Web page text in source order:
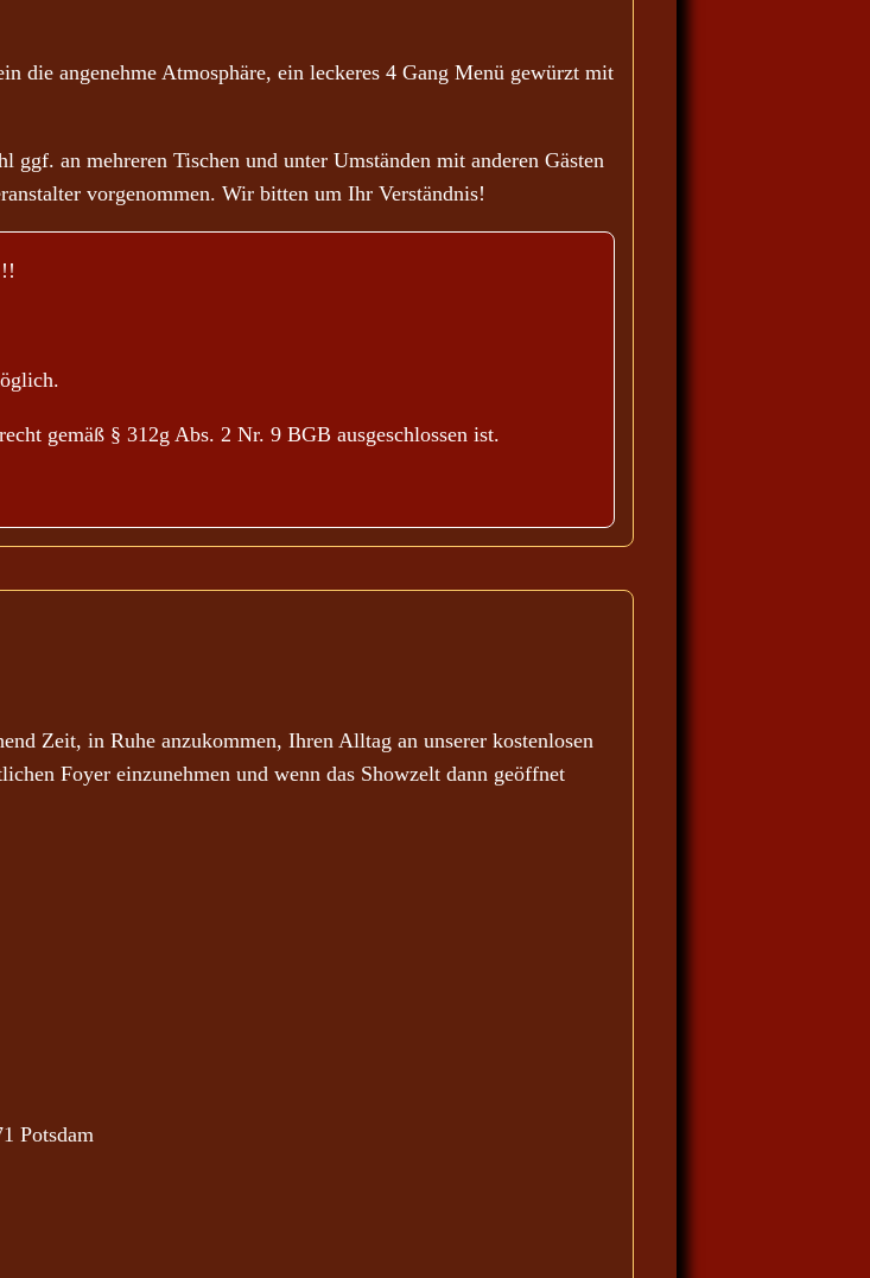
,
€
die angenehme Atmosphäre, ein leckeres 4 Gang Menü gewürzt mit
ggf. an mehreren Tischen und unter Umständen mit anderen Gästen
vorgenommen. Wir bitten um Ihr Verständnis!
gemäß § 312g Abs. 2 Nr. 9 BGB ausgeschlossen ist.
Zeit, in Ruhe anzukommen, Ihren Alltag an unserer kostenlosen
Foyer einzunehmen und wenn das Showzelt dann geöffnet
Potsdam